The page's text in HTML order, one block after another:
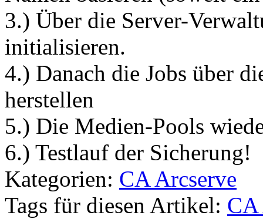
3.) Über die Server-
initialisieren.
4.) Danach die Jobs über
herstellen
5.) Die Medien-Pools
6.) Testlauf der Sicherung!
Kategorien: CA Arcserve
Tags für diesen Artikel: CA